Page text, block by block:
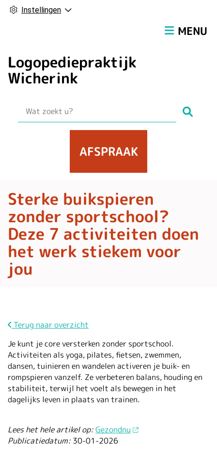
Instellingen
Logopediepraktijk
Wicherink
MENU
AFSPRAAK
Terug naar overzicht
Sterke buikspieren
zonder sportschool?
Deze 7 activiteiten doen
het werk stiekem voor
jou
Je kunt je core versterken zonder sportschool.
Activiteiten als yoga, pilates, fietsen, zwemmen,
dansen, tuinieren en wandelen activeren je buik- en
rompspieren vanzelf. Ze verbeteren balans, houding en
stabiliteit, terwijl het voelt als bewegen in het
dagelijks leven in plaats van trainen.
Lees het hele artikel op:Gezondnu
Publicatiedatum: 30-01-2026